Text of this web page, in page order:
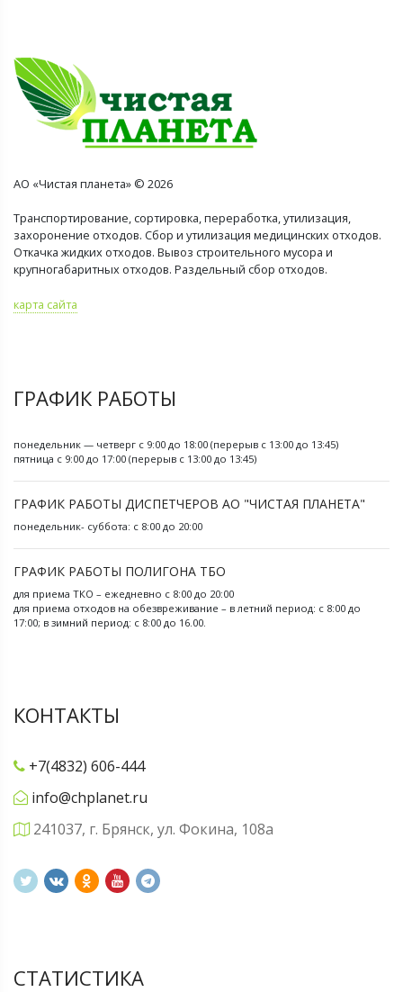
АО «Чистая планета» © 2026
Транспортирование, сортировка, переработка, утилизация,
захоронение отходов. Сбор и утилизация медицинских отходов.
Откачка жидких отходов. Вывоз строительного мусора и
крупногабаритных отходов. Раздельный сбор отходов.
карта сайта
ГРАФИК РАБОТЫ
понедельник — четверг с 9:00 до 18:00 (перерыв с 13:00 до 13:45)
пятница с 9:00 до 17:00 (перерыв с 13:00 до 13:45)
ГРАФИК РАБОТЫ ДИСПЕТЧЕРОВ АО "ЧИСТАЯ ПЛАНЕТА"
понедельник- суббота: с 8:00 до 20:00
ГРАФИК РАБОТЫ ПОЛИГОНА ТБО
для приема ТКО – ежедневно с 8:00 до 20:00
для приема отходов на обезвреживание – в летний период: с 8:00 до
17:00; в зимний период: с 8:00 до 16.00.
КОНТАКТЫ
+7(4832) 606-444
info@chplanet.ru
241037, г. Брянск, ул. Фокина, 108а
СТАТИСТИКА